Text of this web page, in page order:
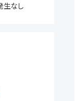
生なし